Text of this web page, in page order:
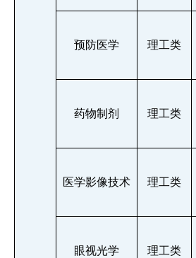
预防医学 理工类
药物制剂 理工类
医学影像技术 理工类
眼视光学 理工类